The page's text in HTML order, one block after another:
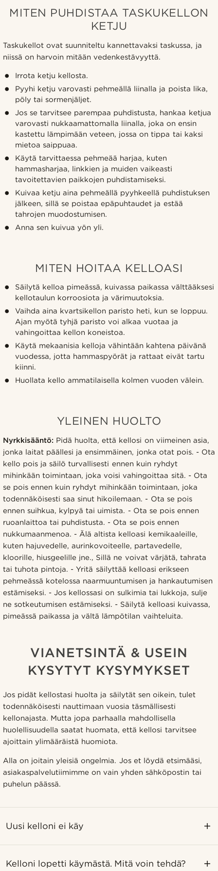
MITEN PUHDISTAA TASKUKELLON
KETJU
Taskukellot ovat suunniteltu kannettavaksi taskussa, ja
niissä on harvoin mitään vedenkestävyyttä.
Irrota ketju kellosta.
Pyyhi ketju varovasti pehmeällä liinalla ja poista lika,
pöly tai sormenjäljet.
Jos se tarvitsee parempaa puhdistusta, hankaa ketjua
varovasti nukkaamattomalla liinalla, joka on ensin
kastettu lämpimään veteen, jossa on tippa tai kaksi
mietoa saippuaa.
Käytä tarvittaessa pehmeää harjaa, kuten
hammasharjaa, linkkien ja muiden vaikeasti
tavoitettavien paikkojen puhdistamiseksi.
Kuivaa ketju aina pehmeällä pyyhkeellä puhdistuksen
jälkeen, sillä se poistaa epäpuhtaudet ja estää
tahrojen muodostumisen.
Anna sen kuivua yön yli.
MITEN HOITAA KELLOASI
Säilytä kelloa pimeässä, kuivassa paikassa välttääksesi
kellotaulun korroosiota ja värimuutoksia.
Vaihda aina kvartsikellon paristo heti, kun se loppuu.
Ajan myötä tyhjä paristo voi alkaa vuotaa ja
vahingoittaa kellon koneistoa.
Käytä mekaanisia kelloja vähintään kahtena päivänä
vuodessa, jotta hammaspyörät ja rattaat eivät tartu
kiinni.
Huollata kello ammatilaisella kolmen vuoden välein.
YLEINEN HUOLTO
Nyrkkisääntö: Pidä huolta, että kellosi on viimeinen asia,
jonka laitat päällesi ja ensimmäinen, jonka otat pois. - Ota
kello pois ja säilö turvallisesti ennen kuin ryhdyt
mihinkään toimintaan, joka voisi vahingoittaa sitä. - Ota
se pois ennen kuin ryhdyt mihinkään toimintaan, joka
todennäköisesti saa sinut hikoilemaan. - Ota se pois
ennen suihkua, kylpyä tai uimista. - Ota se pois ennen
ruoanlaittoa tai puhdistusta. - Ota se pois ennen
nukkumaanmenoa. - Älä altista kelloasi kemikaaleille,
kuten hajuvedelle, aurinkovoiteelle, partavedelle,
kloorille, hiusgeelille jne., Sillä ne voivat värjätä, tahrata
tai tuhota pintoja. - Yritä säilyttää kelloasi erikseen
pehmeässä kotelossa naarmuuntumisen ja hankautumisen
estämiseksi. - Jos kellossasi on sulkimia tai lukkoja, sulje
ne sotkeutumisen estämiseksi. - Säilytä kelloasi kuivassa,
pimeässä paikassa ja vältä lämpötilan vaihteluita.
VIANETSINTÄ & USEIN
KYSYTYT KYSYMYKSET
Jos pidät kellostasi huolta ja säilytät sen oikein, tulet
todennäköisesti nauttimaan vuosia täsmällisesti
kellonajasta. Mutta jopa parhaalla mahdollisella
huolellisuudella saatat huomata, että kellosi tarvitsee
ajoittain ylimääräistä huomiota.
Alla on joitain yleisiä ongelmia. Jos et löydä etsimääsi,
asiakaspalvelutiimimme on vain yhden sähköpostin tai
puhelun päässä.
Uusi kelloni ei käy
Kelloni lopetti käymästä. Mitä voin tehdä?